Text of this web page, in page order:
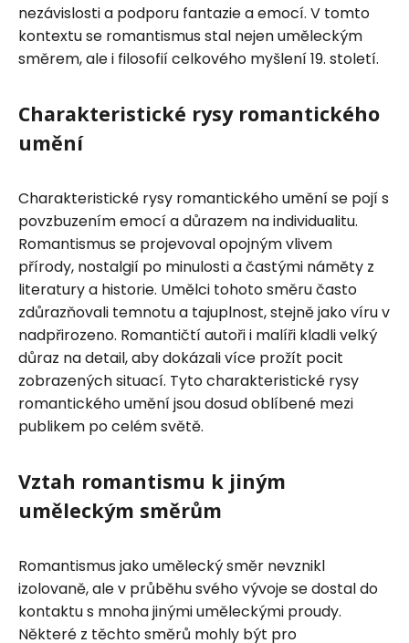
nezávislosti a podporu fantazie a emocí. V tomto
kontextu se romantismus stal nejen uměleckým
směrem, ale i filosofií celkového myšlení 19. století.
Charakteristické rysy romantického
umění
Charakteristické rysy romantického umění se pojí s
povzbuzením emocí a důrazem na individualitu.
Romantismus se projevoval opojným vlivem
přírody, nostalgií po minulosti a častými náměty z
literatury a historie. Umělci tohoto směru často
zdůrazňovali temnotu a tajuplnost, stejně jako víru v
nadpřirozeno. Romantičtí autoři i malíři kladli velký
důraz na detail, aby dokázali více prožít pocit
zobrazených situací. Tyto charakteristické rysy
romantického umění jsou dosud oblíbené mezi
publikem po celém světě.
Vztah romantismu k jiným
uměleckým směrům
Romantismus jako umělecký směr nevznikl
izolovaně, ale v průběhu svého vývoje se dostal do
kontaktu s mnoha jinými uměleckými proudy.
Některé z těchto směrů mohly být pro